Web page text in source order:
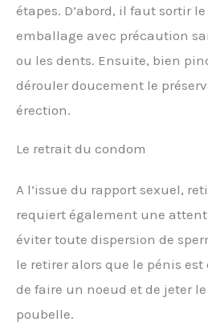
étapes. D’abord, il faut sortir
emballage avec précaution
ou les dents. Ensuite, bien
dérouler doucement le
érection.
Le retrait du condom
A l’issue du rapport sexuel,
requiert également une
éviter toute dispersion de
le retirer alors que le pénis
de faire un noeud et de jeter
poubelle.